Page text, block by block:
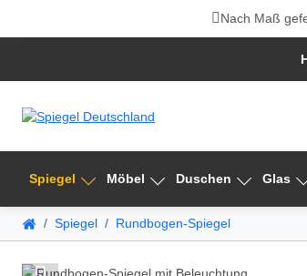
Nach Maß
Spiegel Möbel Duschen Glas
Spiegel Rundbogen-Spiegel